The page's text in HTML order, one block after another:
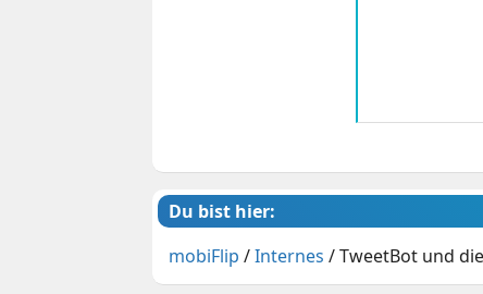
Du bist hier:
mobiFlip /Internes /TweetBot und